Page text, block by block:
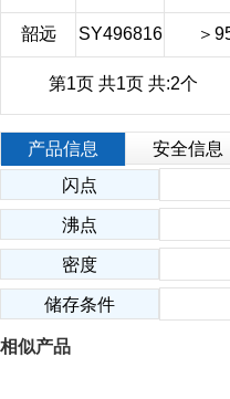
韶远 SY496816 ＞
第1页 共1页 共:2个
产品信息 安全信息
闪点
沸点
密度
储存条件
相似产品